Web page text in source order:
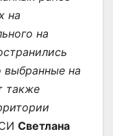
на
на
выбранные на
также
Светлана